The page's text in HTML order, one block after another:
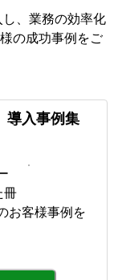
、業務の効率化
の成功事例をご
導入事例集
冊
お客様事例を